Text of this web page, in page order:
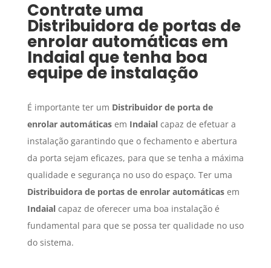
Contrate uma
Distribuidora de portas de
enrolar automáticas em
Indaial que tenha boa
equipe de instalação
É importante ter um Distribuidor de porta de
enrolar automáticasem Indaialcapaz de efetuar a
instalação garantindo que o fechamento e abertura
da porta sejam eficazes, para que se tenha a máxima
qualidade e segurança no uso do espaço. Ter uma
Distribuidora de portas de enrolar automáticasem
Indaialcapaz de oferecer uma boa instalação é
fundamental para que se possa ter qualidade no uso
do sistema.